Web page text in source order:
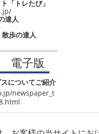
「トレたび」
達人
歩の達人
電子版
についてご紹介
newspaper_t